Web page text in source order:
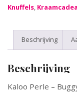
Knuffels,
Beschrijving
Beschrijving
Kaloo Perle –